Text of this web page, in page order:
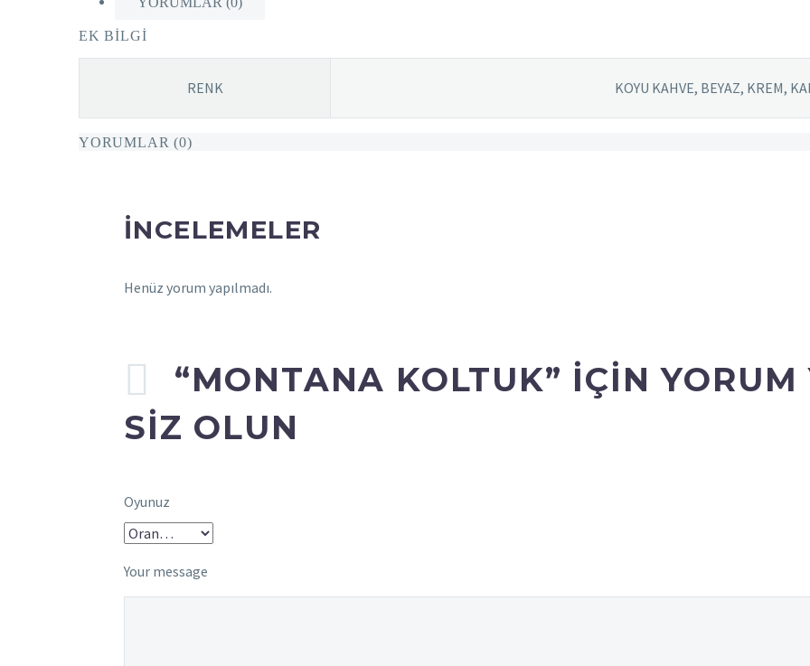
EK BILGI
RENK KOYU KAHVE, BEYAZ, KREM,
YORUMLAR (0)
İNCELEMELER
Henüz yorum yapılmadı.
“MONTANA KOLTUK” IÇIN
SIZ OLUN
Oyunuz
Your message